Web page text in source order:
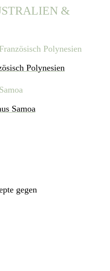
&
Polynesien
Samoa
gegen